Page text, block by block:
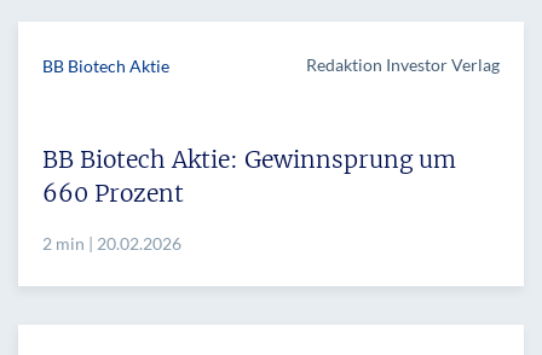
BB Biotech Aktie Redaktion Investor Verlag
BB Biotech Aktie: Gewinnsprung um
660 Prozent
2 min | 20.02.2026